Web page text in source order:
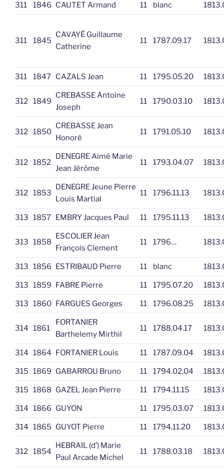
311 1846 CAUTET Armand 11 blanc
311 1845
CAVAYÉ Guillaume
Catherine
11 1787.09.17
311 1847 CAZALS Jean 11 1795.05.20
312 1849
CREBASSE Antoine
Joseph
11 1790.03.10
312 1850
CREBASSE Jean
Honoré
11 1791.05.10
312 1852
DENEGRE Aimé Marie
Jean Jérôme
11 1793.04.07
312 1853
DENEGRE Jeune Pierre
Louis Martial
11 1796.11.13
313 1857 EMBRY Jacques Paul 11 1795.11.13
313 1858
ESCOLIER Jean
François Clement
11 1796…
313 1856 ESTRIBAUD Pierre 11 blanc
313 1859 FABRE Pierre 11 1795.07.20
313 1860 FARGUES Georges 11 1796.08.25
314 1861
FORTANIER
Barthelemy Mirthil
11 1788.04.17
314 1864 FORTANIER Louis 11 1787.09.04
315 1869 GABARROU Bruno 11 1794.02.04
315 1868 GAZEL Jean Pierre 11 1794.11.15
314 1866 GUYON 11 1795.03.07
314 1865 GUYOT Pierre 11 1794.11.20
312 1854
HEBRAIL (d’) Marie
Paul Arcade Michel
11 1788.03.18